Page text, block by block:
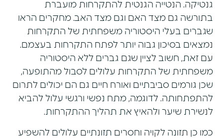
גנטיקה. הנטייה הגנטית להתקרחות מועברת
בתורשה גם מצד האם וגם מצד האב. מחקרים הראו
שגברים בעלי היסטוריה משפחתית של התקרחות
נמצאים בסיכון גבוה יותר לפתח התקרחות בעצמם.
עם זאת, חשוב לציין שגם גברים ללא היסטוריה
משפחתית של התקרחות עלולים לסבול מהתופעה,
שכן גורמים סביבתיים ואורח חיים גם הם יכולים לתרום
להתפתחותה. לדוגמה, מתח נפשי ורגשי עלול להביא
לנשירת שיער ולהאיץ את תהליך ההתקרחות.
כמו כן תזונה לקויה וחסרים תזונתיים עלולים להשפיע